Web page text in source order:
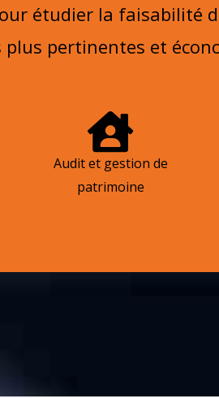
étudier la faisabilité
pertinentes et
Audit et gestion de
patrimoine